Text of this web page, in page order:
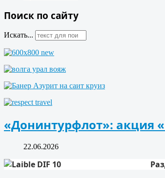
Поиск по сайту
Искать...
«Донинтурфлот»: акция
22.06.2026